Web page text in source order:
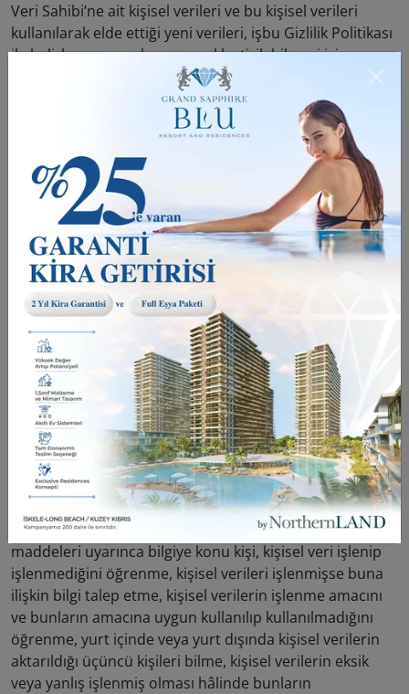
Veri Sahibi’ne ait kişisel verileri ve bu kişisel verileri
kullanılarak elde ettiği yeni verileri, işbu Gizlilik Politikası
ile belirlenen amaçların gerçekleştirilebilmesi için
Northernland Group’un hizmetlerinden faydalandığı
üçüncü kişilere, Grup şirketleri ve iştirakler arasında
ödeme işlemlerini gerçekleştirmek ve kullanıcıların
faydalarını sağlamak için Hizmet sağlayıcılarına ve iş
ortaklarıyla, uygulamanın işlevlerini gerçekleştirmek ve
geliştirmek için ve yasal yükümlülükler gereği, mahkeme
kararı veya resmi talepler doğrultusunda
aktarılabilecektir. Northernland Group, Veri Sahibi
deneyiminin geliştirilmesi (iyileştirme ve kişiselleştirme
dâhil), Veri Sahibi’nin güvenliğini sağlamak, hileli ya da
izinsiz kullanımları tespit etmek, operasyonel
değerlendirme araştırılması, mobil uygulama
hizmetlerine ilişkin hataların giderilmesi ve işbu Gizlilik
Politikası’nda yer alan amaçlardan herhangi birisini
gerçekleştirebilmek için SMS gönderimi yapanlar da
dahil olmak üzere dış kaynak hizmet sağlayıcıları,
barındırma hizmet sağlayıcıları (hosting servisleri),
hukuk büroları, araştırma şirketleri, çağrı merkezleri gibi
üçüncü kişiler ile paylaşabilecektir.
Verilere Erişim Hakkı Ve Düzeltme Talepleri Hakkında
Kişisel Verilerin Korunması yasasını 13., 14. ve 15.
maddeleri uyarınca bilgiye konu kişi, kişisel veri işlenip
işlenmediğini öğrenme, kişisel verileri işlenmişse buna
ilişkin bilgi talep etme, kişisel verilerin işlenme amacını
ve bunların amacına uygun kullanılıp kullanılmadığını
öğrenme, yurt içinde veya yurt dışında kişisel verilerin
aktarıldığı üçüncü kişileri bilme, kişisel verilerin eksik
veya yanlış işlenmiş olması hâlinde bunların